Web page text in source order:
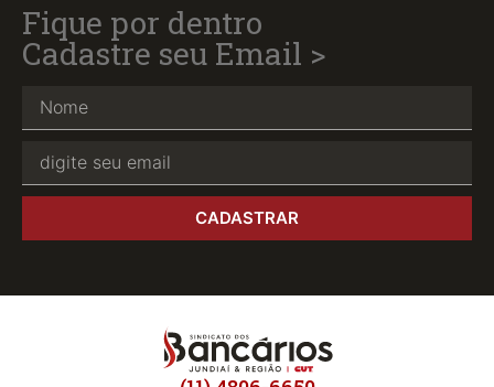
Fique por dentro
Cadastre seu Email >
CADASTRAR